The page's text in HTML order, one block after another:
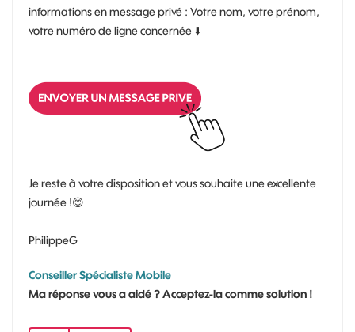
informations en message privé : Votre nom, votre prénom,
votre numéro de ligne concernée ⬇️
Je reste à votre disposition et vous souhaite une excellente
journée !😊
PhilippeG
Conseiller Spécialiste Mobile
Ma réponse vous a aidé ? Acceptez-la comme solution !